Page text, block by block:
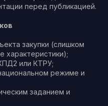
перед публикацией.
закупки (слишком
характеристики);
или КТРУ;
режиме и
заданием и